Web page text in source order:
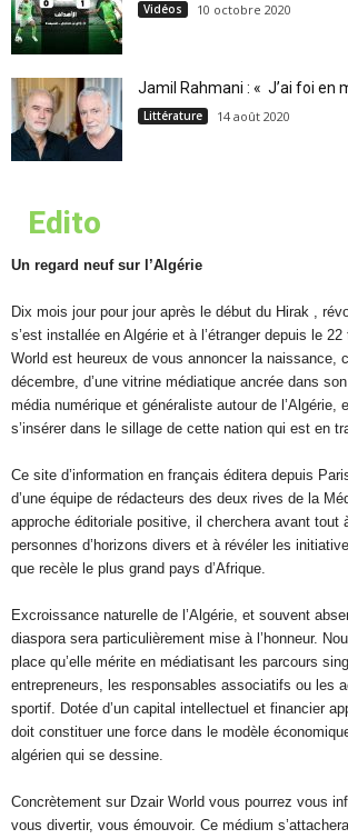
Vidéos 10 octobre 2020
Jamil Rahmani : « J’ai foi en
Littérature 14 août 2020
Edito
Un regard neuf sur l’Algérie
Dix mois jour pour jour après le début du Hirak ,
s’est installée en Algérie et à l’étranger depuis le
World est heureux de vous annoncer la naissance,
décembre, d’une vitrine médiatique ancrée dans
média numérique et généraliste autour de l’Algérie,
s’insérer dans le sillage de cette nation qui est en
Ce site d’information en français éditera depuis
d’une équipe de rédacteurs des deux rives de la
approche éditoriale positive, il cherchera avant tout
personnes d’horizons divers et à révéler les
que recèle le plus grand pays d’Afrique.
Excroissance naturelle de l’Algérie, et souvent
diaspora sera particulièrement mise à l’honneur.
place qu’elle mérite en médiatisant les parcours
entrepreneurs, les responsables associatifs ou les
sportif. Dotée d’un capital intellectuel et financier
doit constituer une force dans le modèle
algérien qui se dessine.
Concrètement sur Dzair World vous pourrez vous
vous divertir, vous émouvoir. Ce médium